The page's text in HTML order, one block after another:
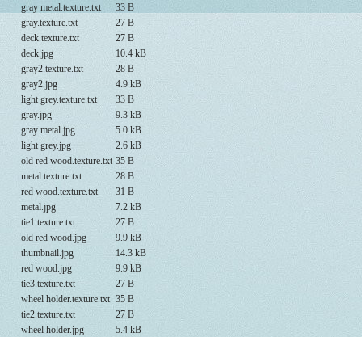
gray metal.texture.txt
33 B
gray.texture.txt
27 B
deck.texture.txt
27 B
deck.jpg
10.4 kB
gray2.texture.txt
28 B
gray2.jpg
4.9 kB
light grey.texture.txt
33 B
gray.jpg
9.3 kB
gray metal.jpg
5.0 kB
light grey.jpg
2.6 kB
old red wood.texture.txt 35 B
metal.texture.txt
28 B
red wood.texture.txt
31 B
metal.jpg
7.2 kB
tie1.texture.txt
27 B
old red wood.jpg
9.9 kB
thumbnail.jpg
14.3 kB
red wood.jpg
9.9 kB
tie3.texture.txt
27 B
wheel holder.texture.txt 35 B
tie2.texture.txt
27 B
wheel holder.jpg
5.4 kB